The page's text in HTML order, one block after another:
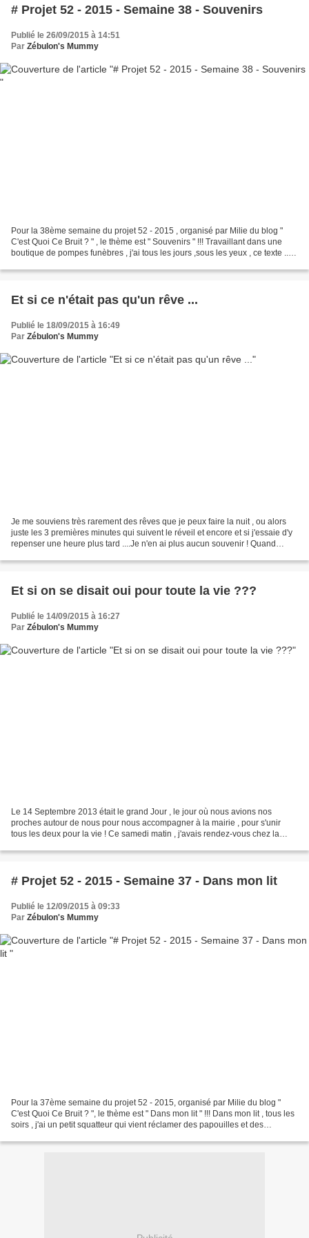
# Projet 52 - 2015 - Semaine 38 - Souvenirs
Publié le 26/09/2015 à 14:51
Par Zébulon's Mummy
Pour la 38ème semaine du projet 52 - 2015 , organisé par Milie du blog "
C'est Quoi Ce Bruit ? " , le thème est " Souvenirs " !!! Travaillant dans une
boutique de pompes funèbres , j'ai tous les jours ,sous les yeux , ce texte ...
Et si ce n'était pas qu'un rêve ...
Publié le 18/09/2015 à 16:49
Par Zébulon's Mummy
Je me souviens très rarement des rêves que je peux faire la nuit , ou alors
juste les 3 premières minutes qui suivent le réveil et encore et si j'essaie d'y
repenser une heure plus tard ....Je n'en ai plus aucun souvenir ! Quand
Et si on se disait oui pour toute la vie ???
Publié le 14/09/2015 à 16:27
Par Zébulon's Mummy
Le 14 Septembre 2013 était le grand Jour , le jour où nous avions nos
proches autour de nous pour nous accompagner à la mairie , pour s'unir
tous les deux pour la vie ! Ce samedi matin , j'avais rendez-vous chez la
# Projet 52 - 2015 - Semaine 37 - Dans mon lit
Publié le 12/09/2015 à 09:33
Par Zébulon's Mummy
Pour la 37ème semaine du projet 52 - 2015, organisé par Milie du blog "
C'est Quoi Ce Bruit ? ", le thème est " Dans mon lit " !!! Dans mon lit , tous les
soirs , j'ai un petit squatteur qui vient réclamer des papouilles et des